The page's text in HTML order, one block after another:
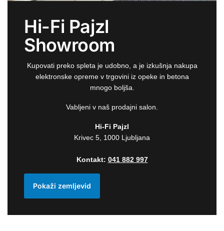
Hi-Fi Pajzl
Showroom
Kupovati preko spleta je udobno, a je izkušnja nakupa
elektronske opreme v trgovini iz opeke in betona
mnogo boljša.
Vabljeni v naš prodajni salon.
Hi-Fi Pajzl
Krivec 5, 1000 Ljubljana
Kontakt: 041 882 997
Pokaži zemljevid